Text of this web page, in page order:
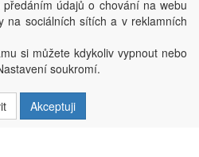
2025, powered byABRA E-shop
03 Staré Město; IČO: 03220923; DIČ:
rejstříku dne 22. 7. 2014, krajský soud v
C, vložka 84002
údajů o chování na webu
na sociálních sítích a v reklamních
si můžete kdykoliv vypnout nebo
soukromí.
Akceptuji